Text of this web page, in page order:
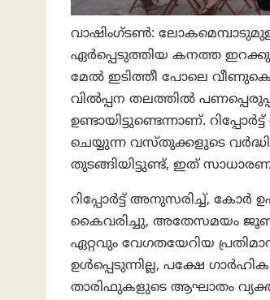
വാഷിംഗ്ടണ്‍:
ഏർപ്പെടുത്തിയ കനത്ത
മേല്‍ ഇടിത്തീ പോലെ
വിൽപ്പന തലത്തിൽ
ഉണ്ടായിട്ടുണ്ടെന്നാണ്.
ചെയ്യുന്ന വസ്തുക്കളുടെ
തുടങ്ങിയിട്ടുണ്ട്, ഇത്
റിപ്പോർട്ട് അനുസരിച്ച്,
കൈവരിച്ചു, അതേസമയം
ഏറ്റവും വേഗതയേറിയ
ഉൾപ്പെടുന്നില്ല, പക്ഷേ
താരിഫുകളുടെ ആഘാതം